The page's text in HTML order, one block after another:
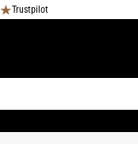
Trustpilot